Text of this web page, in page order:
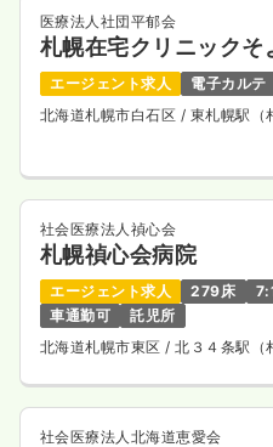
医療法人社団平郁会
札幌在宅クリニックそ
エージェント求人
電子カルテ
北海道札幌市白石区 / 東札幌駅（
社会医療法人禎心会
札幌禎心会病院
エージェント求人 279床
車通勤可
託児所
北海道札幌市東区/ 北３４条駅（
社会医療法人北海道恵愛会